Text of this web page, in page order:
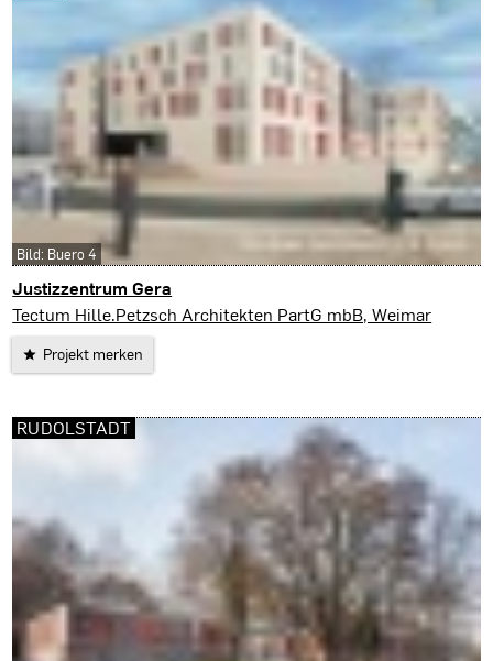
Justizzentrum Gera
Gera
Tectum Hille.Petzsch Architekten PartG mbB, Weimar
Projekt merken
Bild: Buero 4
RUDOLSTADT